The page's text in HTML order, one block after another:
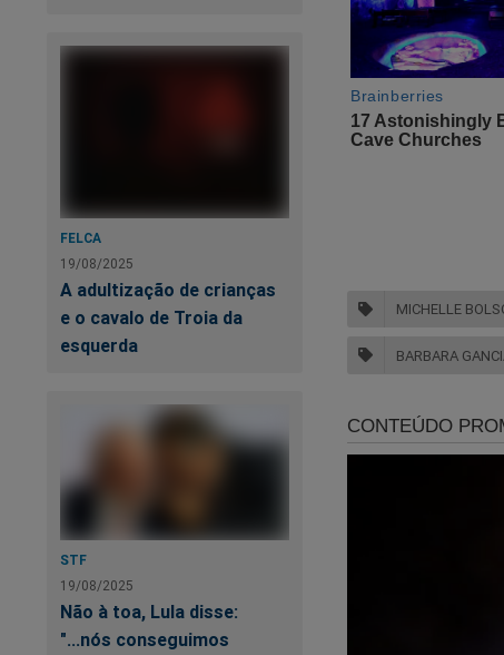
FELCA
19/08/2025
A adultização de crianças
e o cavalo de Troia da
esquerda
STF
19/08/2025
Não à toa, Lula disse:
"...nós conseguimos
Bolsonaro.
Os esquerdopatas
do grande
Acreditam que
MICHELLE
BARBARA